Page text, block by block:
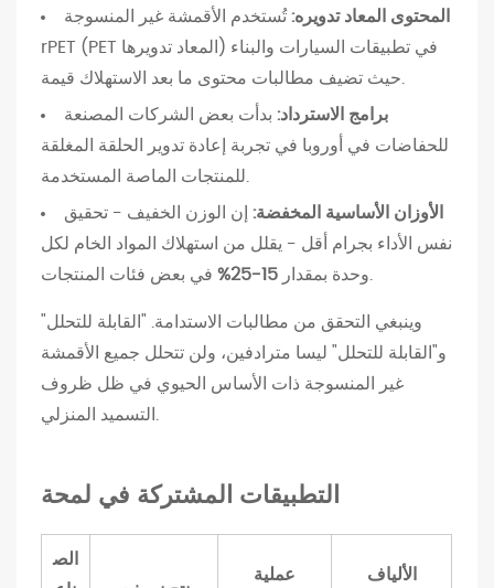
ق
ا
ل
م
ش
ة
ا
ل
س
ج
المحتوى المعاد تدويره:تُستخدم الأقمشة غير المنسوجة
rPET (PET المعاد تدويرها) في تطبيقات السيارات والبناء
برامج الاسترداد: بدأت بعض الشركات المصنعة
للحفاضات في أوروبا في تجربة إعادة تدوير الحلقة المغلقة
الأوزان الأساسية المخفضة: إن الوزن الخفيف - تحقيق
نفس الأداء بجرام أقل - يقلل من استهلاك المواد الخام لكل
وحدة بمقدار 15-25%
وينبغي التحقق من مطالبات الاستدامة. "القابلة للتحلل"
و"القابلة للتحلل" ليسا مترادفين، ولن تتحلل جميع الأقمشة
غير المنسوجة ذات الأساس الحيوي في ظل ظروف
التطبيقات المشتركة في لمحة
الص
عملية
الألياف